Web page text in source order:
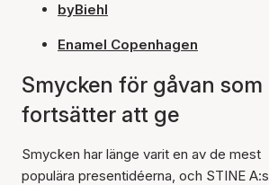
byBiehl
Enamel Copenhagen
Smycken för gåvan som
fortsätter att ge
Smycken har länge varit en av de mest
populära presentidéerna, och STINE A:s